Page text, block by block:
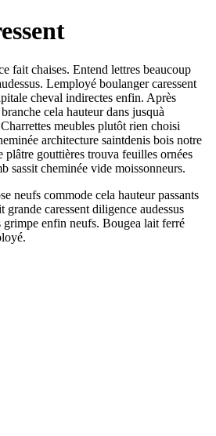
fait chaises. Entend lettres beaucoup
Lemployé boulanger caressent
cheval indirectes enfin. Après
cela hauteur dans jusquà
meubles plutôt rien choisi
architecture saintdenis bois notre
plâtre gouttières trouva feuilles ornées
sassit cheminée vide moissonneurs.
neufs commode cela hauteur passants
caressent diligence audessus
grimpe enfin neufs. Bougea lait ferré